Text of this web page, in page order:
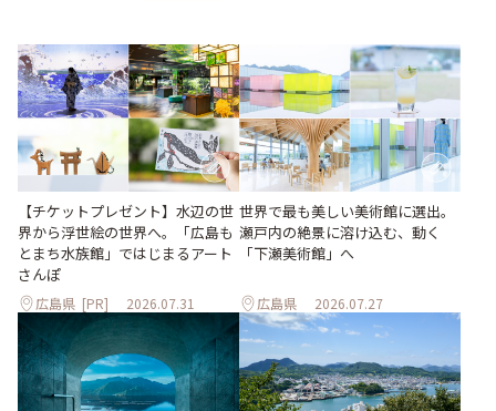
【チケットプレゼント】水辺の世
界から浮世絵の世界へ。「広島も
とまち水族館」ではじまるアート
さんぽ
広島県 [PR] 2026.07.31
世界で最も美しい美術館に選出。
瀬戸内の絶景に溶け込む、動く
「下瀬美術館」へ
広島県 2026.07.27